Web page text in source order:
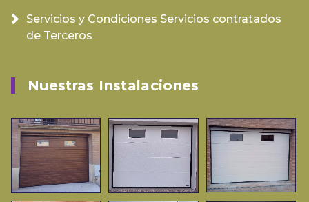
Servicios y Condiciones Servicios contratados
de Terceros
Nuestras Instalaciones